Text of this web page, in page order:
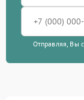
Отправляя, Вы